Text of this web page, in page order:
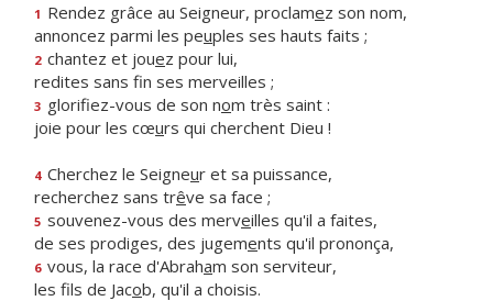
1 Rendez grâce au Seigneur, proclamez son nom,
annoncez parmi les peuples ses hauts faits ;
2 chantez et jouez pour lui,
redites sans fn ses merveilles ;
3 glorifiez-vous de son nom très saint :
joie pour les cœurs qui cherchent Dieu !
4 Cherchez le Seigneur et sa puissance,
recherchez sans trêve sa face ;
5 souvenez-vous des merveilles qu'il a faites,
de ses prodiges, des jugements qu'il prononça,
6 vous, la race d'Abraham son serviteur,
les fils de Jacob, qu'il a choisis.